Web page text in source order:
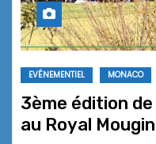
EVÉNEMENTIEL MONACO
3ème édition de
au Royal